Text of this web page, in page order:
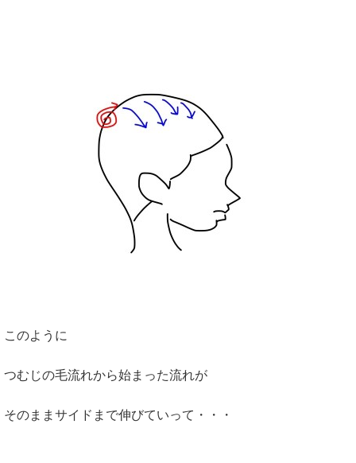
このように
つむじの毛流れから始まった流れが
そのままサイドまで伸びていって・・・